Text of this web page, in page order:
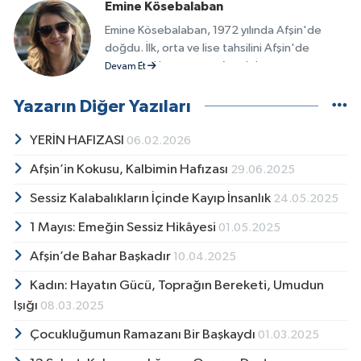
Emine Kösebalaban
Emine Kösebalaban, 1972 yılında Afşin'de
doğdu. İlk, orta ve lise tahsilini Afşin'de
tamamladıktan sonra, Anadolu
kurumunda işe başladı ve halen Ankara'da bir
çocuk annesi olan Emine Kösebalaban, şiir
Kültürü ve Ahlak Bilgisi öğretmeni merhum
Ömer Kaya sayesinde yazmaya yönelmiştir.
Şiirleri ilk olarak Yeşil Afşin gazetesinin Genç
Kalemşörler sayfasında yayınlanmaya
sonra, yeniden yazma tutkusu canlanmış ve
yine Yeşil Afşin gazetesinde yazmaya
Kösebalaban, BİNFOT (Binboğalar Fotoğraf
Devam Et
Yazarın Diğer Yazıları
YERİN HAFIZASI 06.02.2026
Afşin’in Kokusu, Kalbimin Hafızası 29.06.2025
Sessiz Kalabalıkların İçinde Kayıp İnsanlık 24.05.2025
1 Mayıs: Emeğin Sessiz Hikâyesi 01.05.2025
Afşin’de Bahar Başkadır 10.04.2025
Kadın: Hayatın Gücü, Toprağın Bereketi, Umudun
Işığı 08.03.2025
Çocukluğumun Ramazanı Bir Başkaydı 01.03.2025